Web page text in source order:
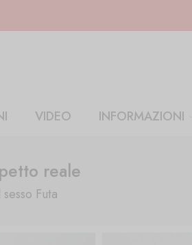
VIDEO INFORMAZIONI
reale
Futa